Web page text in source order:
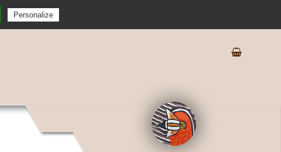
Personalize